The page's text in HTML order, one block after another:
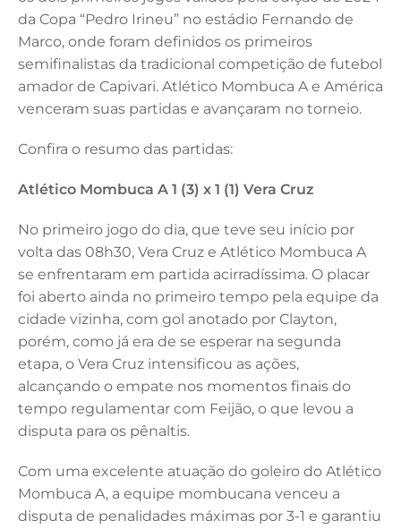
e
b
o
o
e
dI
n
te
r
l
s
A
p
p
da Copa “Pedro Irineu” no estádio Fernando de
Marco, onde foram definidos os primeiros
semifinalistas da tradicional competição de futebol
amador de Capivari. Atlético Mombuca A e América
venceram suas partidas e avançaram no torneio.
Confira o resumo das partidas:
Atlético Mombuca A 1 (3) x 1 (1) Vera Cruz
No primeiro jogo do dia, que teve seu início por
volta das 08h30, Vera Cruz e Atlético Mombuca A
se enfrentaram em partida acirradíssima. O placar
foi aberto ainda no primeiro tempo pela equipe da
cidade vizinha, com gol anotado por Clayton,
porém, como já era de se esperar na segunda
etapa, o Vera Cruz intensificou as ações,
alcançando o empate nos momentos finais do
tempo regulamentar com Feijão, o que levou a
disputa para os pênaltis.
Com uma excelente atuação do goleiro do Atlético
Mombuca A, a equipe mombucana venceu a
disputa de penalidades máximas por 3-1 e garantiu